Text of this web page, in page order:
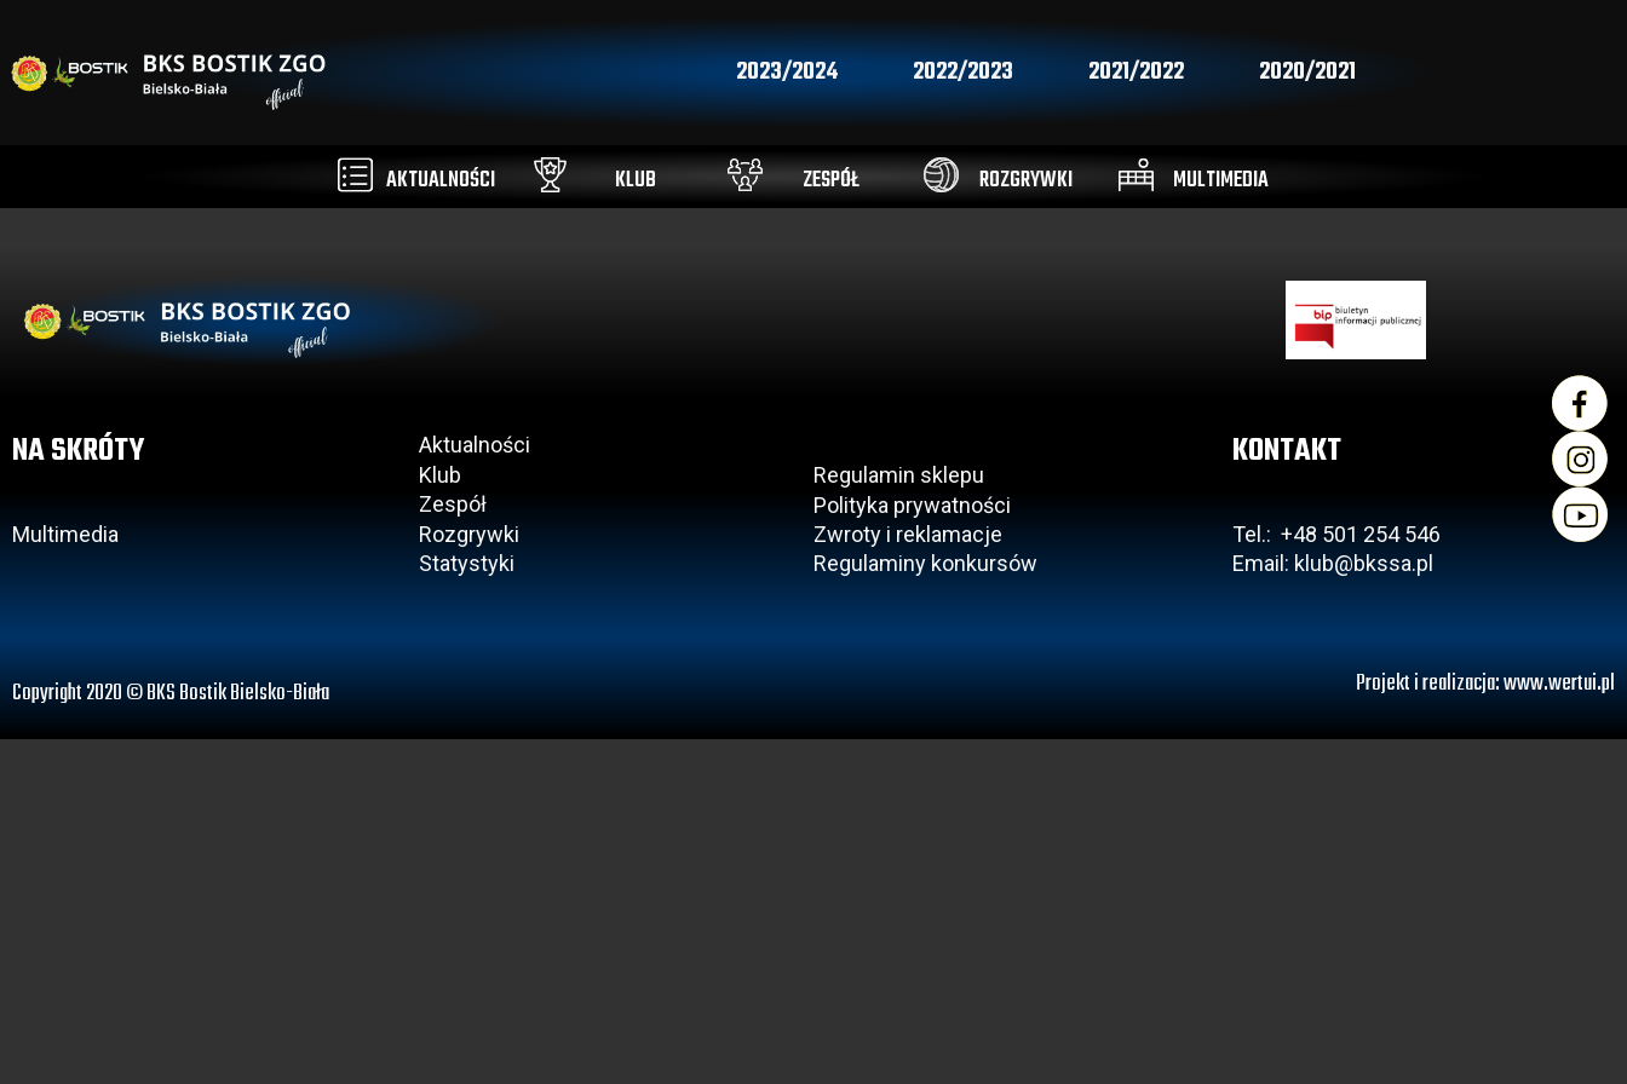
2023/2024 2022/2023 2021/2022 2020/2021
AKTUALNOŚCI KLUB ZESPÓŁ ROZGRYWKI MULTIMEDIA
NA SKRÓTY
Multimedia
Aktualności
Klub
Zespół
Rozgrywki
Statystyki
Regulamin sklepu
Polityka prywatności
Zwroty i reklamacje
Regulaminy konkursów
KONTAKT
Tel.: +48 501 254 546
Email: klub@bkssa.pl
Copyright 2020 © BKS Bostik Bielsko-Biała Projekt i realizacja:www.wertui.pl